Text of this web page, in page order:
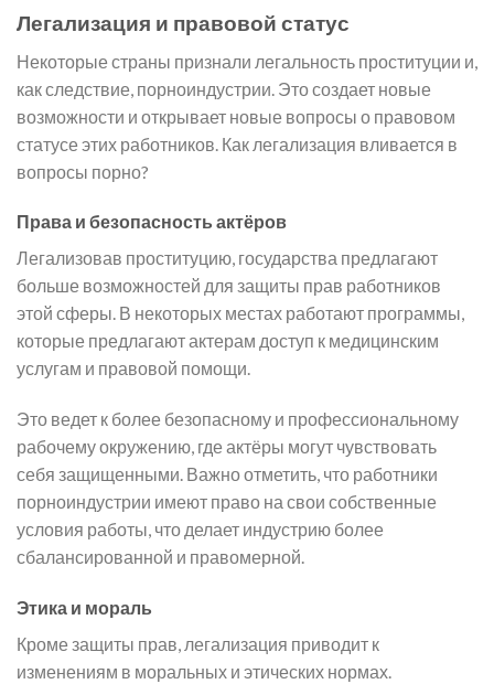
Легализация и правовой статус
Некоторые страны признали легальность проституции и,
как следствие, порноиндустрии. Это создает новые
возможности и открывает новые вопросы о правовом
статусе этих работников. Как легализация вливается в
вопросы порно?
Права и безопасность актёров
Легализовав проституцию, государства предлагают
больше возможностей для защиты прав работников
этой сферы. В некоторых местах работают программы,
которые предлагают актерам доступ к медицинским
услугам и правовой помощи.
Это ведет к более безопасному и профессиональному
рабочему окружению, где актёры могут чувствовать
себя защищенными. Важно отметить, что работники
порноиндустрии имеют право на свои собственные
условия работы, что делает индустрию более
сбалансированной и правомерной.
Этика и мораль
Кроме защиты прав, легализация приводит к
изменениям в моральных и этических нормах.